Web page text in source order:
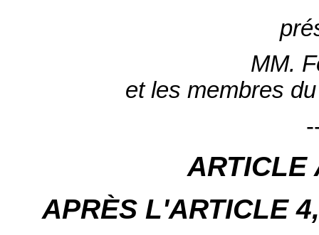
MM.
et les membres
ARTICLE
APRÈS L'ARTICLE4